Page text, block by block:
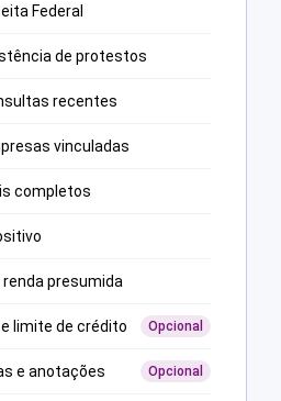
Federal
de protestos
recentes
vinculadas
completos
presumida
limite de crédito Opcional
e anotações Opcional